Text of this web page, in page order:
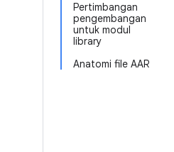
Pertimbangan
pengembangan
untuk modul
library
Anatomi file AAR